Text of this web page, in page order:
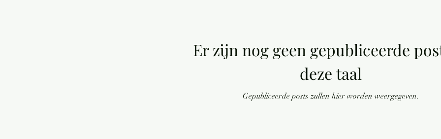
Er zijn nog geen gepubliceerde
deze taal
Gepubliceerde posts zullen hier worden weergegeven.